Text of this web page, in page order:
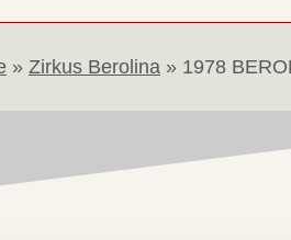
» Zirkus Berolina » 1978